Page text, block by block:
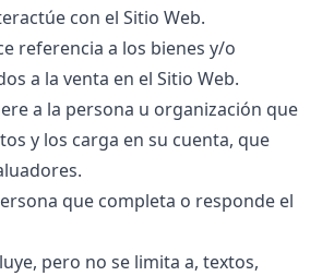
con el Sitio Web.
referencia a los bienes y/o
a la venta en el Sitio Web.
a la persona u organización que
y los carga en su cuenta, que
que completa o responde el
pero no se limita a, textos,